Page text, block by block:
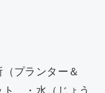
プランター＆
・水（じょう